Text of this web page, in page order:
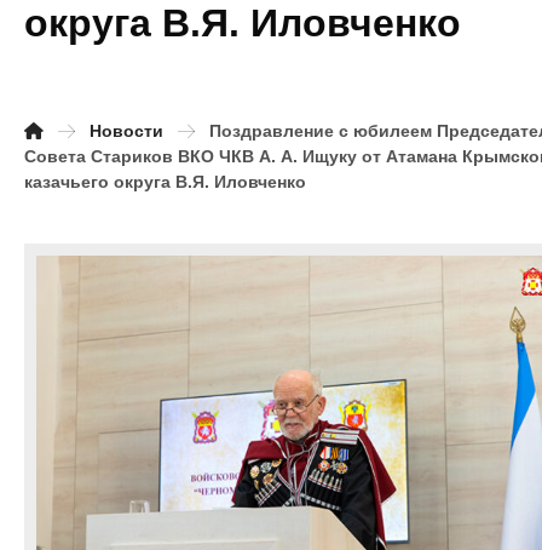
округа В.Я. Иловченко
Новости
Поздравление с юбилеем
Совета Стариков ВКО ЧКВ А. А. Ищуку от Атамана
казачьего округа В.Я. Иловченко